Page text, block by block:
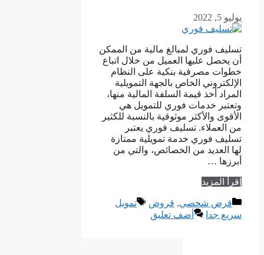
يوليو 5, 2022
تسليف فوري لمبالغ مالية من الممكن
أن يحصل عليها العميل من خلال اتباع
خطوات مصرفية بنكية على النظام
الإلكتروني الخاص بالجهة التمويلية
المراد أخذ قيمة السلفة المالية منها،
وتعتبر خدمات فوري للتمويل هي
الأقوى والأكثر موثوقية بالنسبة للكثير
من العملاء. تسليف فوري يعتبر
تسليف فوري خدمة تمويلية ممتازة
لها العديد من الخصائص، والتي من
أبرزها …
إقرأ المزيد
التصنيفات
قرض شخصي, قروض الوسوم
تمويل
سريع جدا
أضف تعليق